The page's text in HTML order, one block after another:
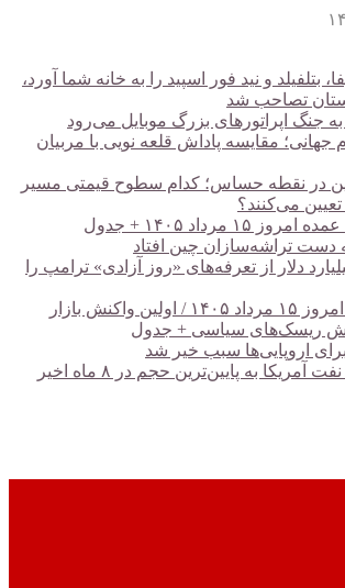
بتلفیلد و نید فور اسپید را به خانه شما آورد،
تصاحب شد
جنگ اپراتورهای بزرگ موبایل می‌رود
جهانی؛ مقایسه پاداش قلعه نویی با مربیان
در نقطه حساس؛ کدام سطوح قیمتی مسیر
مرداد ۱۴۰۵ + جدول
دست تراشه‌سازان چین افتاد
۱۰۰ میلیارد دلار از تعرفه‌های «روز آزادی» ترامپ را
قیمت خودرو امروز ۱۵ مرداد ۱۴۰۵ / اولین واکنش بازار
ریسک‌های سیاسی + جدول
اروپایی‌ها سبب خیر شد
به پایین‌ترین حجم در ۸ ماه اخیر